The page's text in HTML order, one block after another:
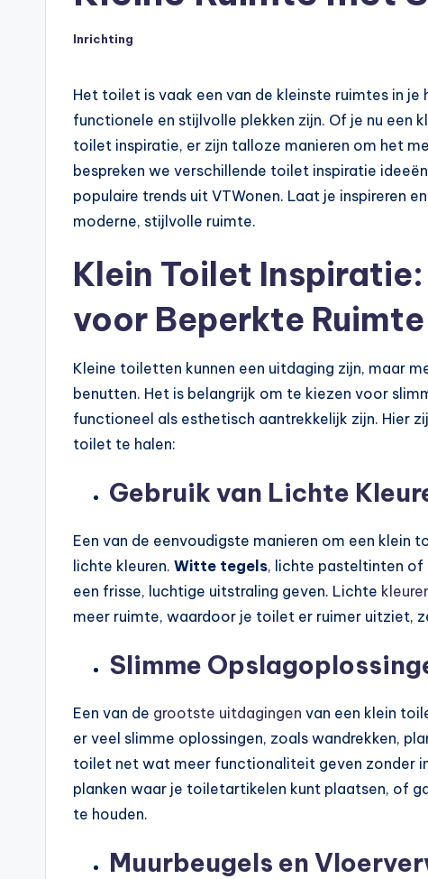
Geplaatst
Inrichting
Het toilet is vaak een van de kleinste ruimtes in je
functionele en stijlvolle plekken zijn. Of je nu een
toilet inspiratie, er zijn talloze manieren om het
bespreken we verschillende toilet inspiratie
populaire trends uit VTWonen. Laat je inspireren
moderne, stijlvolle ruimte.
Klein Toilet
voor Beperkte Ruimte
Kleine toiletten kunnen een uitdaging zijn, maar
benutten. Het is belangrijk om te kiezen voor
functioneel als esthetisch aantrekkelijk zijn. Hier
toilet te halen:
Gebruik van Lichte
Een van de eenvoudigste manieren om een
lichte kleuren. Witte tegels, lichte pasteltinten of
een frisse, luchtige uitstraling geven. Lichte
meer ruimte, waardoor je toilet er ruimer uitziet,
Slimme
Een van de grootste uitdagingen van een klein
er veel slimme oplossingen, zoals wandrekken,
toilet net wat meer functionaliteit geven zonder
planken waar je toiletartikelen kunt plaatsen, of
te houden.
Muurbeugels en